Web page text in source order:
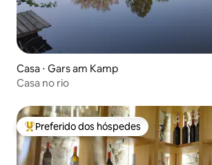
Casa ⋅ Gars am Kamp
Casa no rio
Entre os melhores preferidos dos hóspedes
Preferido dos hóspedes